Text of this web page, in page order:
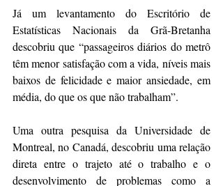
Já um levantamento do Escritório de
Estatísticas Nacionais da Grã-Bretanha
descobriu que “passageiros diários do metrô
têm menor satisfação com a vida, níveis mais
baixos de felicidade e maior ansiedade, em
média, do que os que não trabalham”.
Uma outra pesquisa da Universidade de
Montreal, no Canadá, descobriu uma relação
direta entre o trajeto até o trabalho e o
desenvolvimento de problemas como a